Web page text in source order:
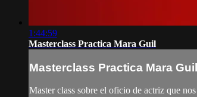
1:44:59
Masterclass Practica Mara Guil
Masterclass Practica Mara Guil
Master class sobre el oficio de actriz que